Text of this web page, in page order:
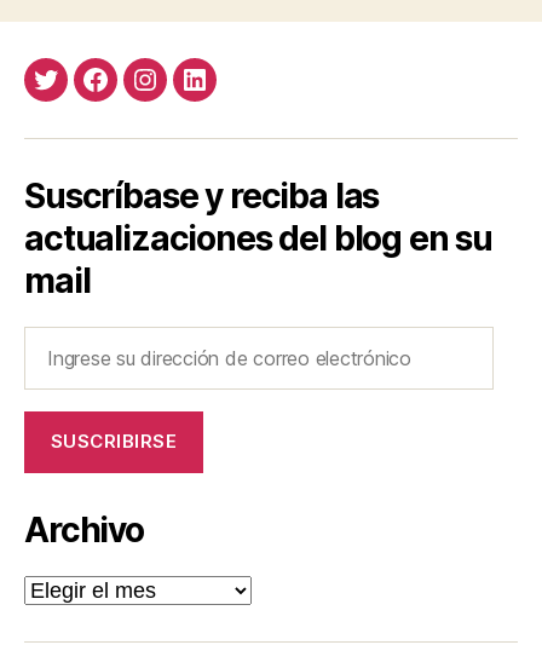
TwitterFacebook
InstagramLinkedIn
Suscríbase y reciba las
actualizaciones del blog en su
mail
dirección
correo
SUSCRIBIRSE
Archivo
Archivo